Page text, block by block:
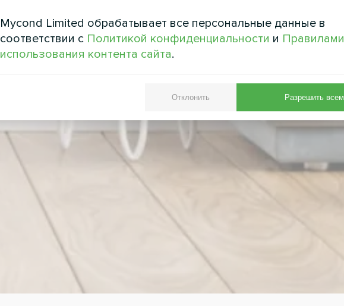
Mycond Limited обрабатывает все персональные данные в
соответствии с Политикой конфиденциальности и Правилами
использования контента сайта.
Отклонить Разрешить всем